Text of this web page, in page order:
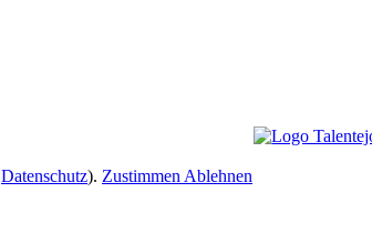
Datenschutz). ZustimmenAblehnen